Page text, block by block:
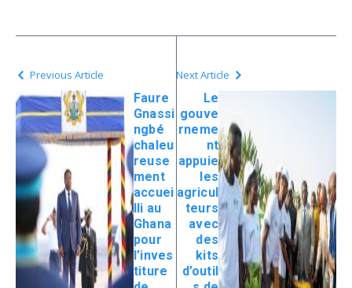
Previous Article
Faure
Gnassi
ngbé
chaleu
reuse
ment
accuei
lli au
Ghana
pour
l’inves
titure
Next Article
Le
gouve
rneme
nt
appuie
les
agricul
teurs
avec
des
kits
d’outil